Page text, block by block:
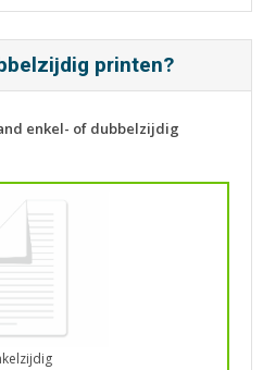
printen?
enkel- of dubbelzijdig